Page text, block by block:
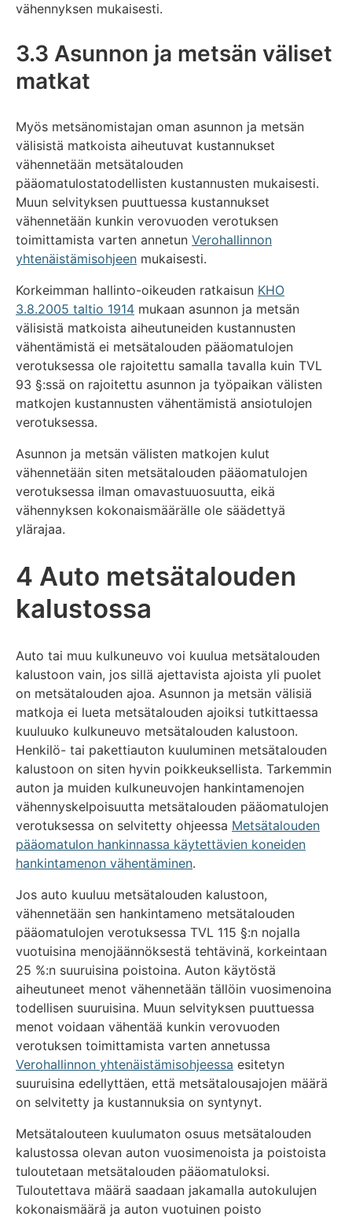
vähennyksen mukaisesti.
3.3 Asunnon ja metsän väliset
matkat
Myös metsänomistajan oman asunnon ja metsän
välisistä matkoista aiheutuvat kustannukset
vähennetään metsätalouden
pääomatulostatodellisten kustannusten mukaisesti.
Muun selvityksen puuttuessa kustannukset
vähennetään kunkin verovuoden verotuksen
toimittamista varten annetun Verohallinnon
yhtenäistämisohjeen mukaisesti.
Korkeimman hallinto-oikeuden ratkaisun KHO
3.8.2005 taltio 1914 mukaan asunnon ja metsän
välisistä matkoista aiheutuneiden kustannusten
vähentämistä ei metsätalouden pääomatulojen
verotuksessa ole rajoitettu samalla tavalla kuin TVL
93 §:ssä on rajoitettu asunnon ja työpaikan välisten
matkojen kustannusten vähentämistä ansiotulojen
verotuksessa.
Asunnon ja metsän välisten matkojen kulut
vähennetään siten metsätalouden pääomatulojen
verotuksessa ilman omavastuuosuutta, eikä
vähennyksen kokonaismäärälle ole säädettyä
ylärajaa.
4 Auto metsätalouden
kalustossa
Auto tai muu kulkuneuvo voi kuulua metsätalouden
kalustoon vain, jos sillä ajettavista ajoista yli puolet
on metsätalouden ajoa. Asunnon ja metsän välisiä
matkoja ei lueta metsätalouden ajoiksi tutkittaessa
kuuluuko kulkuneuvo metsätalouden kalustoon.
Henkilö- tai pakettiauton kuuluminen metsätalouden
kalustoon on siten hyvin poikkeuksellista. Tarkemmin
auton ja muiden kulkuneuvojen hankintamenojen
vähennyskelpoisuutta metsätalouden pääomatulojen
verotuksessa on selvitetty ohjeessa Metsätalouden
pääomatulon hankinnassa käytettävien koneiden
hankintamenon vähentäminen.
Jos auto kuuluu metsätalouden kalustoon,
vähennetään sen hankintameno metsätalouden
pääomatulojen verotuksessa TVL 115 §:n nojalla
vuotuisina menojäännöksestä tehtävinä, korkeintaan
25 %:n suuruisina poistoina. Auton käytöstä
aiheutuneet menot vähennetään tällöin vuosimenoina
todellisen suuruisina. Muun selvityksen puuttuessa
menot voidaan vähentää kunkin verovuoden
verotuksen toimittamista varten annetussa
Verohallinnon yhtenäistämisohjeessa esitetyn
suuruisina edellyttäen, että metsätalousajojen määrä
on selvitetty ja kustannuksia on syntynyt.
Metsätalouteen kuulumaton osuus metsätalouden
kalustossa olevan auton vuosimenoista ja poistoista
tuloutetaan metsätalouden pääomatuloksi.
Tuloutettava määrä saadaan jakamalla autokulujen
kokonaismäärä ja auton vuotuinen poisto